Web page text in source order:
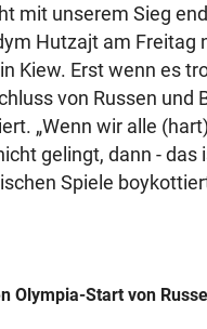
mit unserem Sieg
Hutzajt am Freitag
Kiew. Erst wenn es
von Russen und
„Wenn wir alle
gelingt, dann - das
Spiele
Olympia-Start von